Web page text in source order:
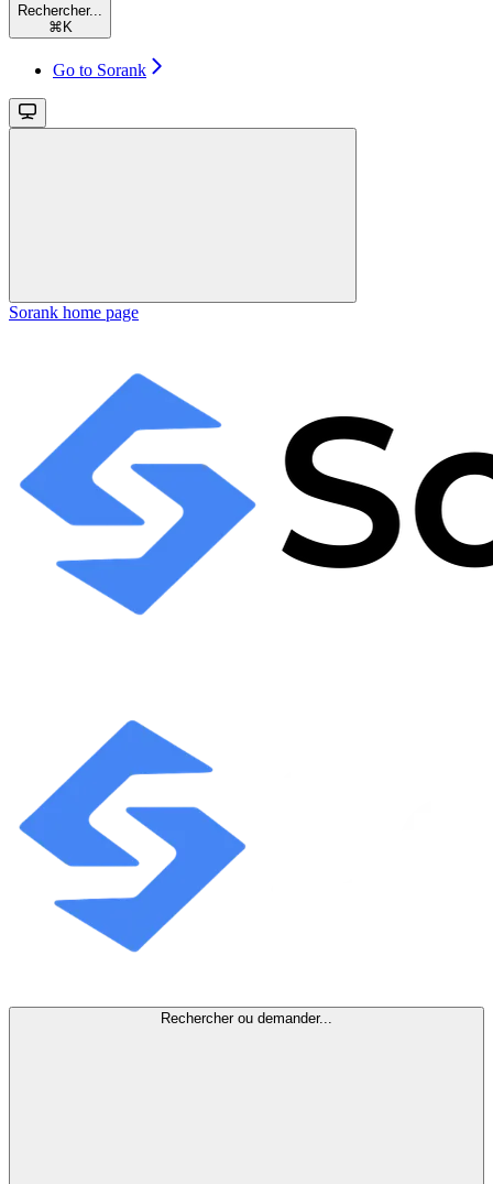
Rechercher...
⌘ K
Go to Sorank
Sorank home page
Rechercher ou demander...